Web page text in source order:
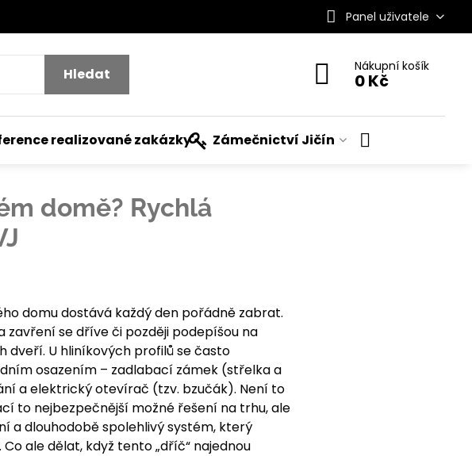
Panel uživatele
Hledat Nákupní košík
0 Kč
realizované zakázky Zámečnictví Jičín
domě? Rychlá
domu dostává každý den pořádně zabrat.
zavření se dříve či později podepíšou na
dveří. U hliníkových profilů se často
osazením – zadlabací zámek (střelka a
a elektrický otevírač (tzv. bzučák). Není to
to nejbezpečnější možné řešení na trhu, ale
a dlouhodobě spolehlivý systém, který
ale dělat, když tento „dříč“ najednou